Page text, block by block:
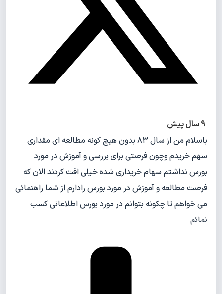
باسلام من از سال ۸۳ بدون هیچ کونه مطالعه ای مقداری
سهم خریدم وچون فرصتی برای بررسی و آموزش در مورد
بورس نداشتم سهام خریداری شده خیلی افت کردند الان که
فرصت مطالعه و آموزش در مورد بورس رادارم از شما راهنمائی
می خواهم تا چکونه بتوانم در مورد بورس اطلاعاتی کسب
نمائم